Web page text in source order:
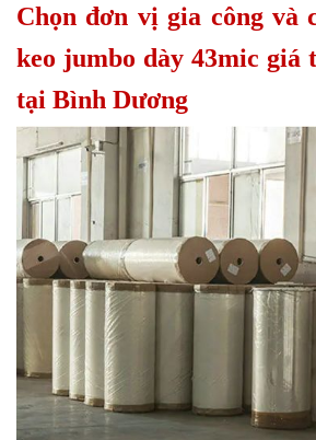
Chọn đơn vị gia công và
keo jumbo dày 43mic giá
tại Bình Dương